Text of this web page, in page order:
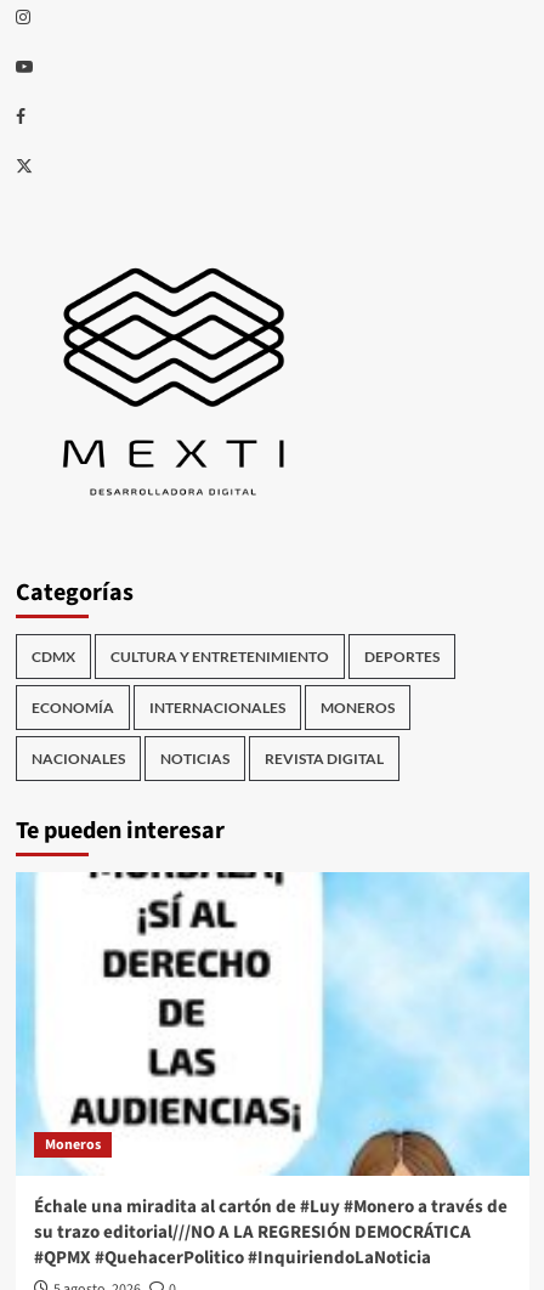
Instagram
Youtube
Facebook
X
Categorías
CDMX CULTURA Y ENTRETENIMIENTO DEPORTES
ECONOMÍA INTERNACIONALES MONEROS
NACIONALES NOTICIAS REVISTA DIGITAL
Te pueden interesar
Moneros
Échale una miradita al cartón de #Luy #Monero a través de
su trazo editorial///NO A LA REGRESIÓN DEMOCRÁTICA
#QPMX #QuehacerPolitico #InquiriendoLaNoticia